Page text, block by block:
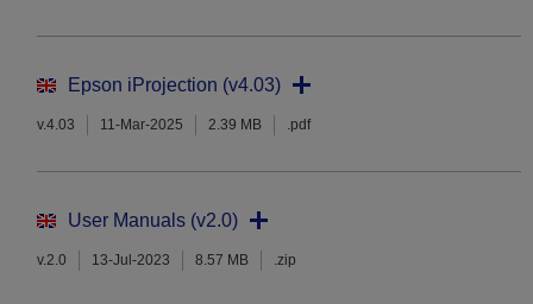
Epson iProjection (v4.03)
v.4.03 11-Mar-2025 2.39 MB .pdf
User Manuals (v2.0)
v.2.0 13-Jul-2023 8.57 MB .zip